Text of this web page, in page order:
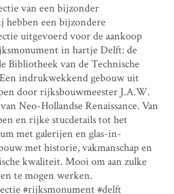
van een bijzonder
een bijzondere
uitgevoerd voor de aankoop
in hartje Delft: de
Bibliotheek van de Technische
indrukwekkend gebouw uit
door rijksbouwmeester J.A.W.
Neo-Hollandse Renaissance. Van
en rijke stucdetails tot het
met galerijen en glas-in-
met historie, vakmanschap en
kwaliteit. Mooi om aan zulke
te mogen werken.
#rijksmonument #delft